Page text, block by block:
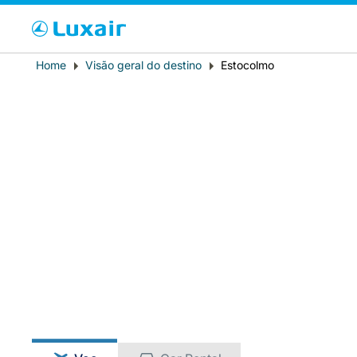
País de residência
Breadcrumb
Home Visão geral do destino Estocolmo